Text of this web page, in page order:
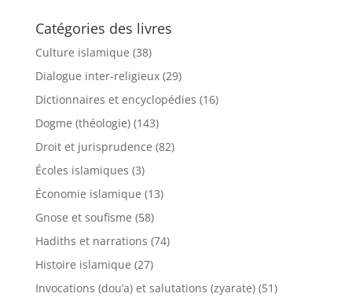
Catégories des livres
Culture islamique (38)
Dialogue inter-religieux (29)
Dictionnaires et encyclopédies (16)
Dogme (théologie) (143)
Droit et jurisprudence (82)
Écoles islamiques (3)
Économie islamique (13)
Gnose et soufisme (58)
Hadiths et narrations (74)
Histoire islamique (27)
Invocations (dou’a) et salutations (zyarate) (51)